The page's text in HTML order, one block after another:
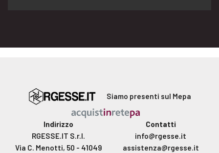
Siamo presenti sul Mepa
Indirizzo
RGESSE.IT S.r.l.
Via C. Menotti, 50 - 41049
Contatti
info@rgesse.it
assistenza@rgesse.it